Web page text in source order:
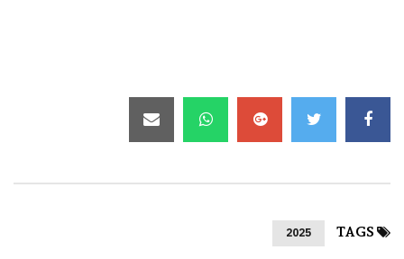
TAGS
2025